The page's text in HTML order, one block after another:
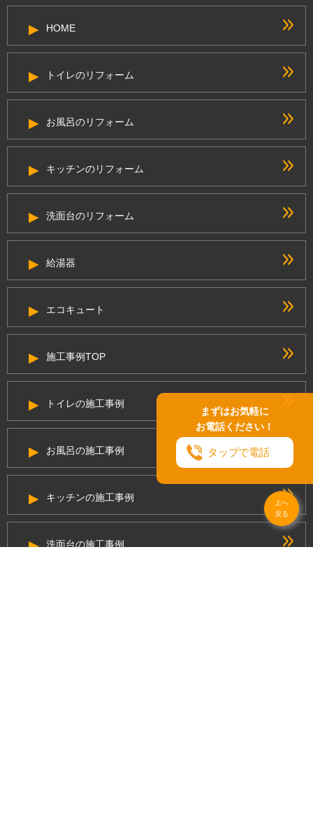
まずはお気軽に
お電話ください！
タップで電話
上へ
戻る
HOME
トイレのリフォーム
お風呂のリフォーム
キッチンのリフォーム
洗面台のリフォーム
給湯器
エコキュート
施工事例TOP
トイレの施工事例
お風呂の施工事例
キッチンの施工事例
洗面台の施工事例